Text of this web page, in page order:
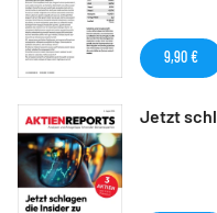
9,90 €
Jetzt